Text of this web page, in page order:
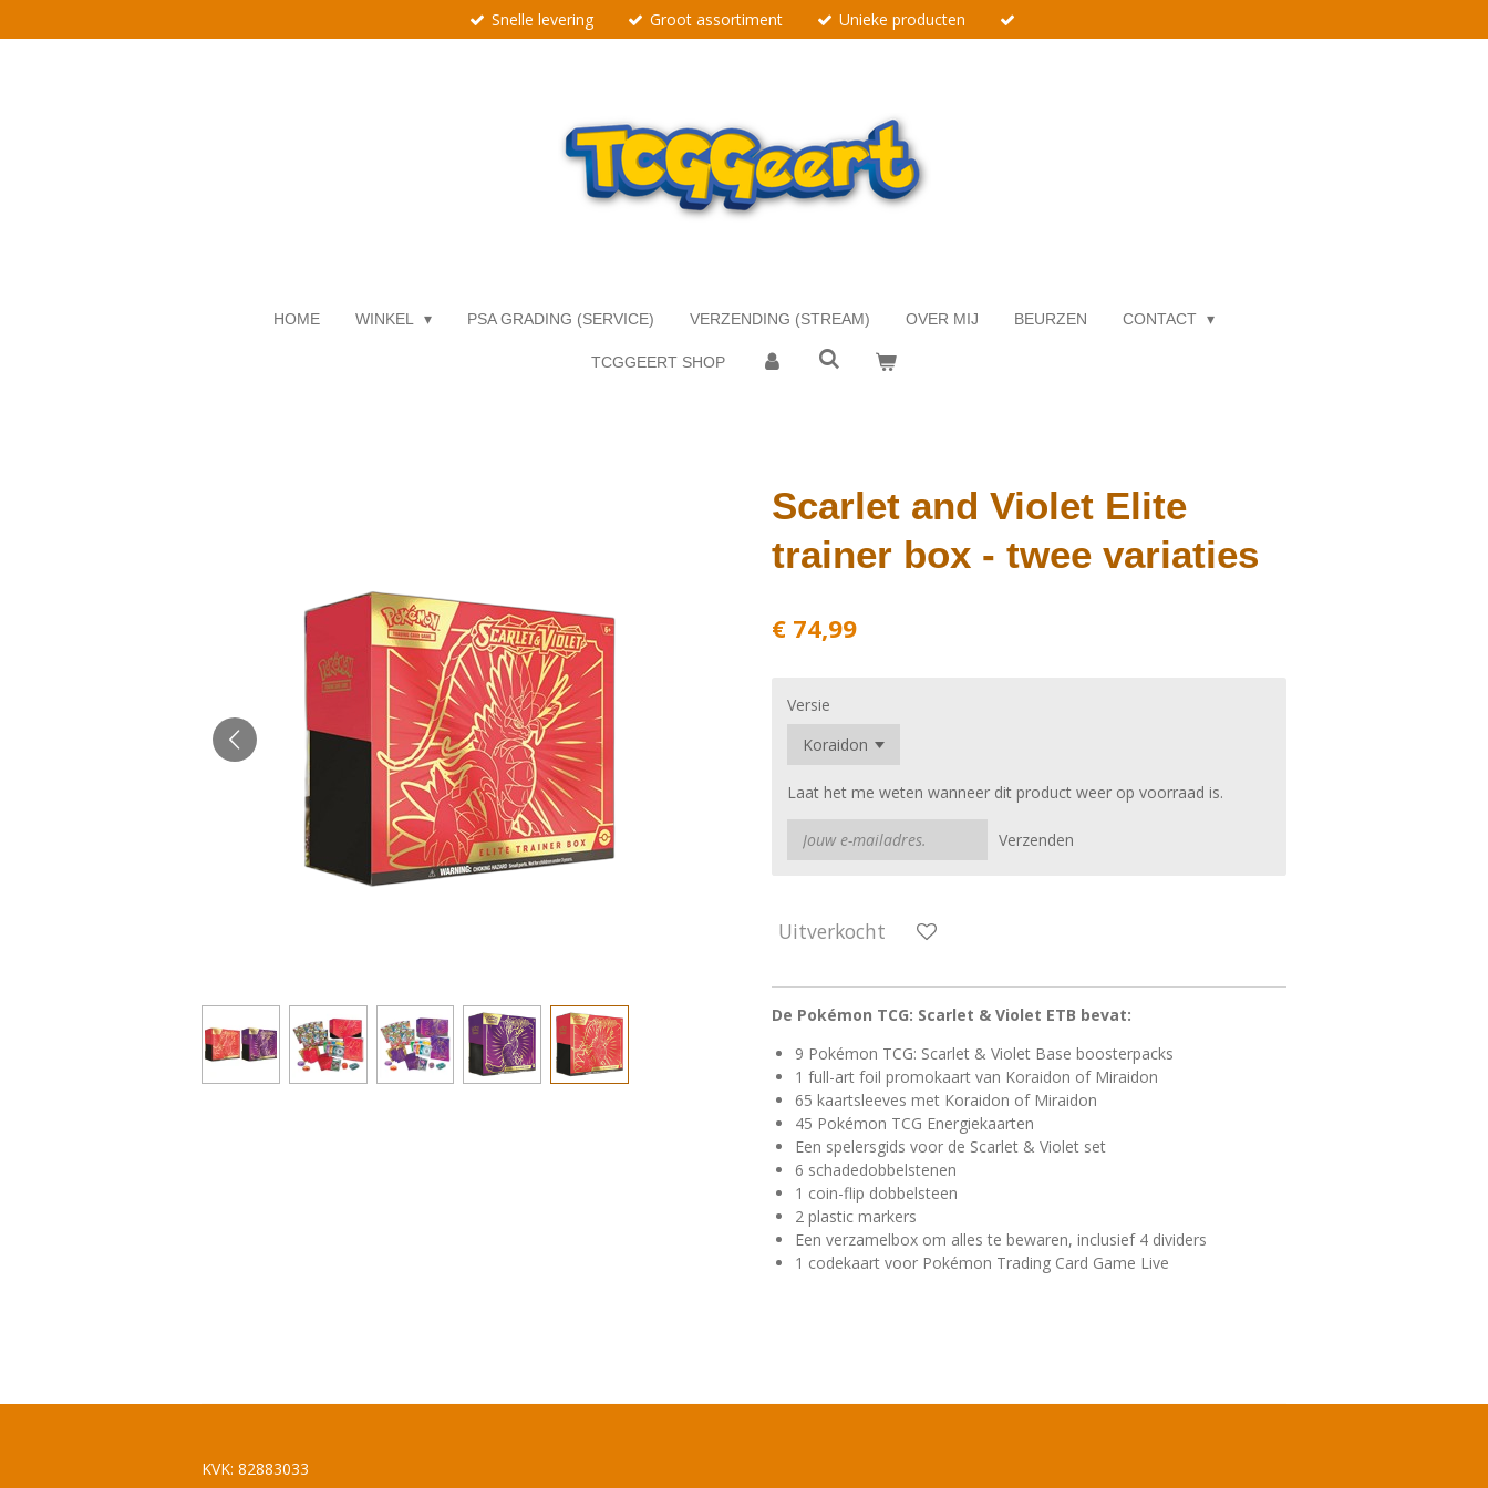
direct
Snelle levering Groot assortiment Unieke producten
HOME WINKEL PSA GRADING (SERVICE) VERZENDING (STREAM) OVER MIJ BEURZEN CONTACT
TCGGEERT SHOP
Scarlet and Violet Elite
trainer box - twee variaties
€ 74,99
Versie
Laat het me weten wanneer dit product weer op voorraad is.
Verzenden
Uitverkocht
De Pokémon TCG: Scarlet & Violet ETB bevat:
9 Pokémon TCG: Scarlet & Violet Base boosterpacks
1 full-art foil promokaart van Koraidon of Miraidon
65 kaartsleeves met Koraidon of Miraidon
45 Pokémon TCG Energiekaarten
Een spelersgids voor de Scarlet & Violet set
6 schadedobbelstenen
1 coin-flip dobbelsteen
2 plastic markers
Een verzamelbox om alles te bewaren, inclusief 4 dividers
1 codekaart voor Pokémon Trading Card Game Live
KVK: 82883033